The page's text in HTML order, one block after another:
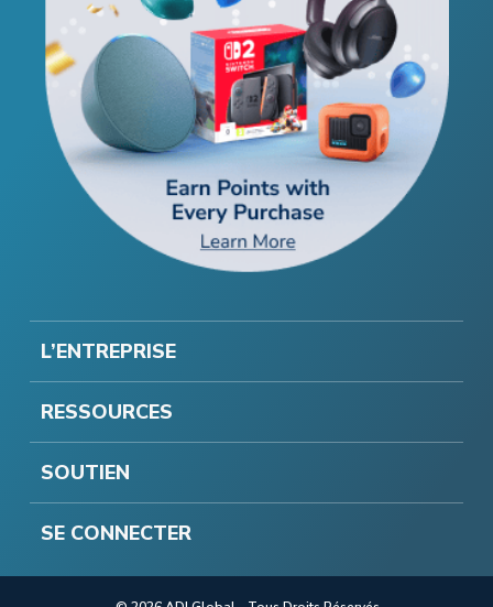
L’ENTREPRISE
RESSOURCES
SOUTIEN
SE CONNECTER